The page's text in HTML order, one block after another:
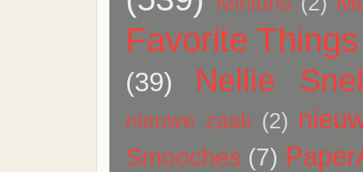
Favorite Things
(39) Nellie
nieuwe zaak (2)
Smooches (7)